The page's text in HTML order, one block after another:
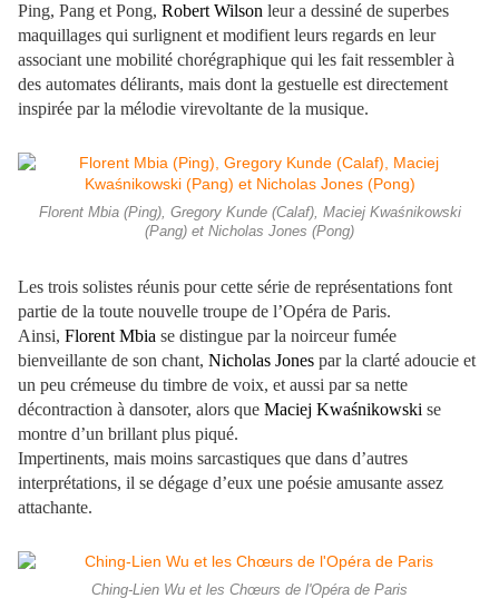
Ping, Pang et Pong, Robert Wilson leur a dessiné de superbes
maquillages qui surlignent et modifient leurs regards en leur
associant une mobilité chorégraphique qui les fait ressembler à
des automates délirants, mais dont la gestuelle est directement
inspirée par la mélodie virevoltante de la musique.
Florent Mbia (Ping), Gregory Kunde (Calaf), Maciej Kwaśnikowski
(Pang) et Nicholas Jones (Pong)
Les trois solistes réunis pour cette série de représentations font
partie de la toute nouvelle troupe de l’Opéra de Paris.
Ainsi, Florent Mbia se distingue par la noirceur fumée
bienveillante de son chant, Nicholas Jones par la clarté adoucie et
un peu crémeuse du timbre de voix, et aussi par sa nette
décontraction à dansoter, alors que Maciej Kwaśnikowski se
montre d’un brillant plus piqué.
Impertinents, mais moins sarcastiques que dans d’autres
interprétations, il se dégage d’eux une poésie amusante assez
attachante.
Ching-Lien Wu et les Chœurs de l'Opéra de Paris